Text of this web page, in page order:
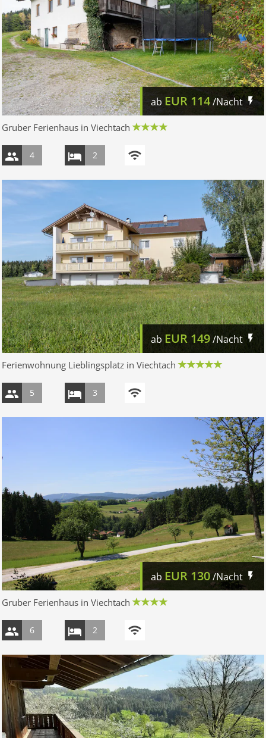
ab EUR 114/Nacht
Gruber Ferienhaus in Viechtach
4 2
ab EUR 149/Nacht
Ferienwohnung Lieblingsplatz in Viechtach
5 3
ab EUR 130/Nacht
Gruber Ferienhaus in Viechtach
6 2